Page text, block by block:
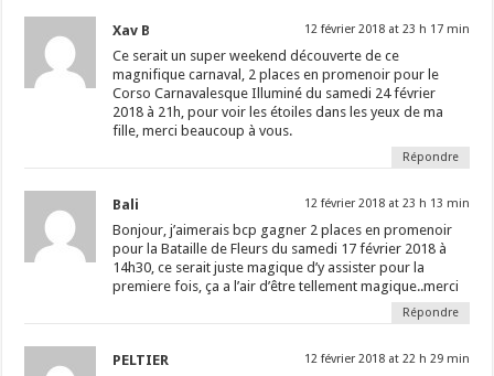
Xav B 12 février 2018 at 23 h 17 min
Ce serait un super weekend découverte de ce
magnifique carnaval, 2 places en promenoir pour le
Corso Carnavalesque Illuminé du samedi 24 février
2018 à 21h, pour voir les étoiles dans les yeux de ma
fille, merci beaucoup à vous.
Répondre
Bali 12 février 2018 at 23 h 13 min
Bonjour, j’aimerais bcp gagner 2 places en promenoir
pour la Bataille de Fleurs du samedi 17 février 2018 à
14h30, ce serait juste magique d’y assister pour la
premiere fois, ça a l’air d’être tellement magique..merci
Répondre
PELTIER 12 février 2018 at 22 h 29 min